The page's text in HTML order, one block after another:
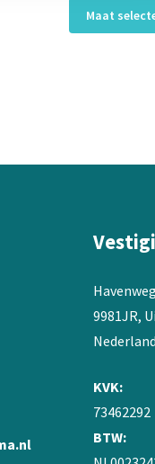
was:
Maat
9981JR,
Nederland
KVK:
73462292
BTW: